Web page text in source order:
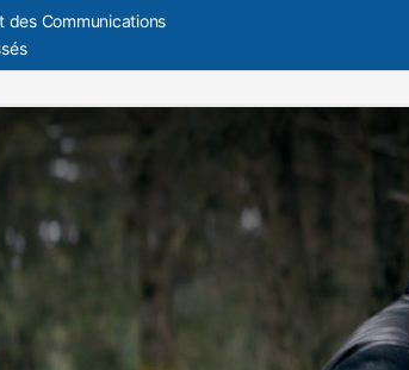
des Communications